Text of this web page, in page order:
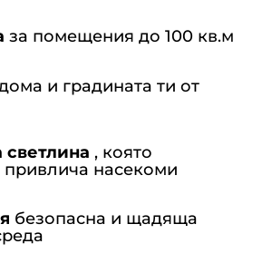
за помещения до 100 кв.м
и градината ти от
светлина , която
насекоми
безопасна и щадяща